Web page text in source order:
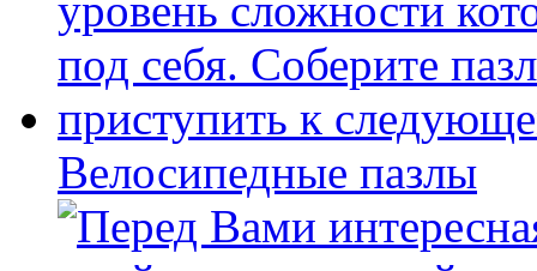
Велосипедные пазлы